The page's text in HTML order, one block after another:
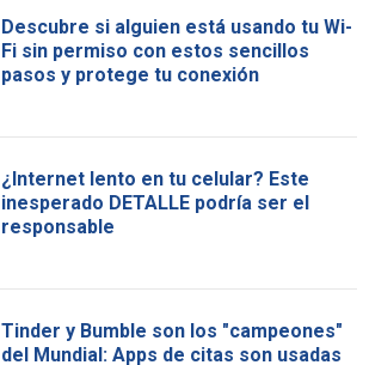
Descubre si alguien está usando tu Wi-
Fi sin permiso con estos sencillos
pasos y protege tu conexión
¿Internet lento en tu celular? Este
inesperado DETALLE podría ser el
responsable
Tinder y Bumble son los "campeones"
del Mundial: Apps de citas son usadas